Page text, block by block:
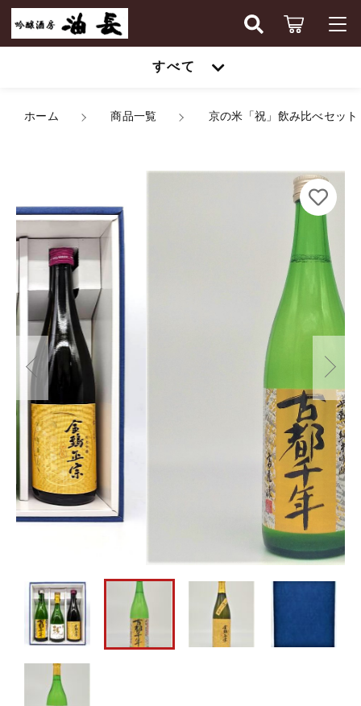
すべて
ホーム 商品一覧 京の米「祝」飲み比べセット
カートに商品を追加しました
ログイン / 会員登録
お知らせ
時期限定
京・伏見の酒
ギフトセット
京都のワイン
京都のビール
新着商品
おすすめ商品
時期限定
ショッピングガイド
すべて
キーワード検索
子カテゴリ
価格帯
在庫あり
並び順